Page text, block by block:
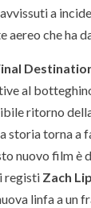
a
aereo che ha
al
ritorno
storia torna a
nuovo film è
registi Zach
linfa a un